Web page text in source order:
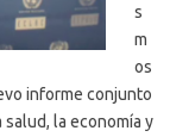
s
m
os
informe conjunto
la economía y